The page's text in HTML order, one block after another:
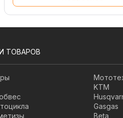
ТОВАРОВ
KTM
Gasgas
Beta